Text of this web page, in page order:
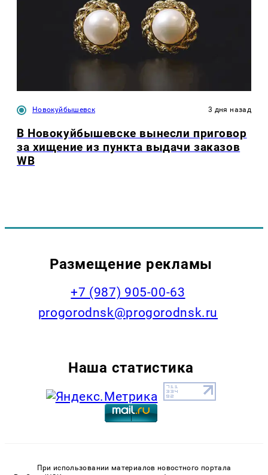
Новокуйбышевск 3 дня назад
В Новокуйбышевске вынесли приговор
за хищение из пункта выдачи заказов
WB
Размещение рекламы
+7 (987) 905-00-63
progorodnsk@progorodnsk.ru
Наша статистика
При использовании материалов новостного портала